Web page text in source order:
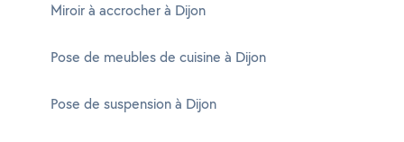
Miroir à accrocher à Dijon
Pose de meubles de cuisine à Dijon
Pose de suspension à Dijon